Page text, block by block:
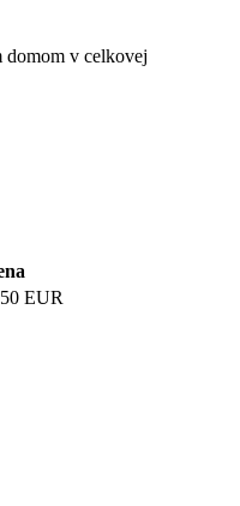
domom v celkovej
EUR